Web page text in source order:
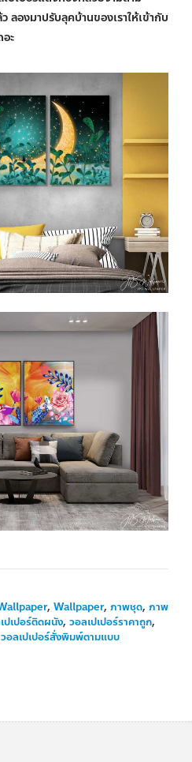
ว ลองมาปรับลุคบ้านของเราให้เข้ากับ
ะ
, Wallpaper, ภาพชุด, ภาพ
ปเปอร์ติดผนัง, วอลเปเปอร์ราคาถูก,
วอลเปเปอร์สั่งพิมพ์ตามแบบ